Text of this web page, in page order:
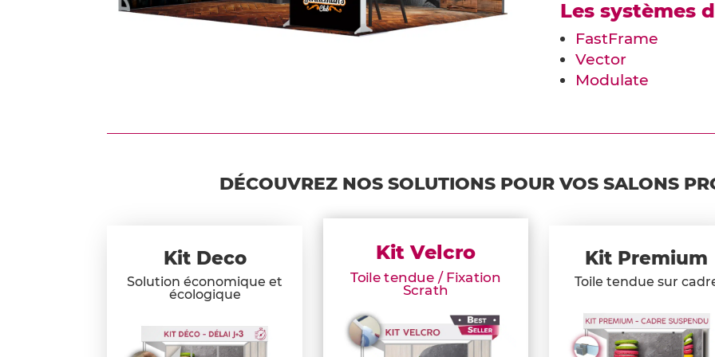
Les systèmes
FastFrame
Vector
Modulate
DÉCOUVREZ NOS SOLUTIONS POUR VOS SALONS
Kit Deco
Solution économique et
écologique
Kit Velcro
Toile tendue / Fixation
Scrath
Kit Premium
Toile tendue sur